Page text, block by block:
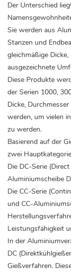
Der Unterschied
Sie werden aus
Stanzen und
gleichmäßige
ausgezeichnete
Diese Produkte
der Serien 1000,
Dicke,
werden, um vielen
zu werden.
Basierend auf der
zwei
Die DC-Serie
Aluminiumscheibe
Die CC-Serie
und CC-
Leistungsfähigkeit
In der
DC
Gießverfahren.